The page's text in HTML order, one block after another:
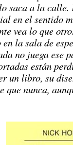
saca a la calle.
en el sentido
vea lo que
la sala de
no juega ese
están
un libro, su
nunca,